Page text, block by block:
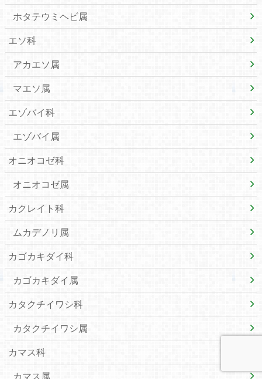
ホタテウミヘビ属
エソ科
アカエソ属
マエソ属
エゾバイ科
エゾバイ属
オニオコゼ科
オニオコゼ属
カクレイト科
ムカデノリ属
カゴカキダイ科
カゴカキダイ属
カタクチイワシ科
カタクチイワシ属
カマス科
カマス属